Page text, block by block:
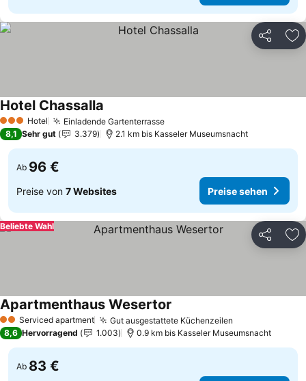
Teilen
3 SterneHotel Einladende Gartenterrasse
Hotel Chassalla
8,1 Sehr gut 3.379 2.1 km bis Kasseler Museumsnacht
Ab 96 €
Preise von 7 Websites Preise sehen
Teilen
Beliebte Wahl
2 SterneServiced apartment Gut ausgestattete Küchenzeilen
Apartmenthaus Wesertor
8,6 Hervorragend 1.003 0.9 km bis Kasseler Museumsnacht
Ab 83 €